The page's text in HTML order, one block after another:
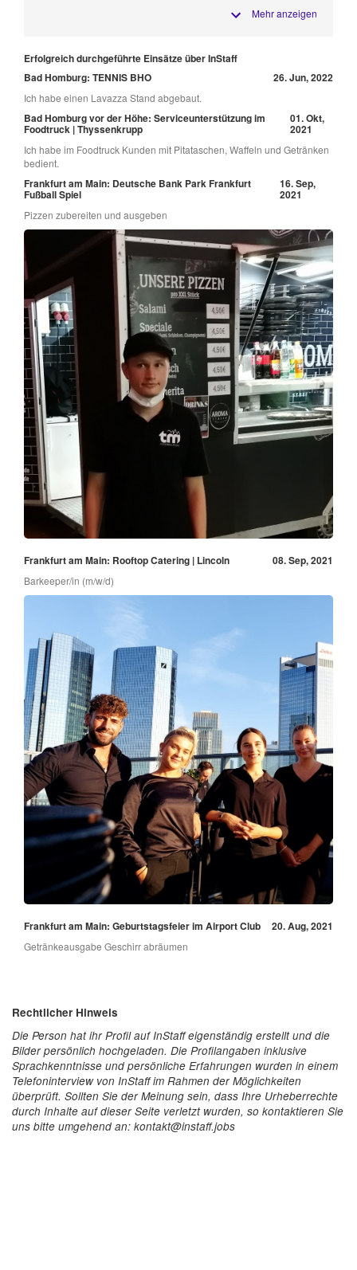
Mehr anzeigen
Erfolgreich durchgeführte Einsätze über InStaff
Bad Homburg: TENNIS BHO
26. Jun, 2022
Ich habe einen Lavazza Stand abgebaut.
Bad Homburg vor der Höhe: Serviceunterstützung im
Foodtruck | Thyssenkrupp
01. Okt,
2021
Ich habe im Foodtruck Kunden mit Pitataschen, Waffeln und Getränken
bedient.
Frankfurt am Main: Deutsche Bank Park Frankfurt
Fußball Spiel
16. Sep,
2021
Pizzen zubereiten und ausgeben
Frankfurt am Main: Rooftop Catering | Lincoln 08. Sep, 2021
Barkeeper/in (m/w/d)
Frankfurt am Main: Geburtstagsfeier im Airport Club 20. Aug, 2021
Getränkeausgabe Geschirr abräumen
Rechtlicher Hinweis
Die Person hat ihr Profil auf InStaff eigenständig erstellt und die
Bilder persönlich hochgeladen. Die Profilangaben inklusive
Sprachkenntnisse und persönliche Erfahrungen wurden in einem
Telefoninterview von InStaff im Rahmen der Möglichkeiten
überprüft. Sollten Sie der Meinung sein, dass Ihre Urheberrechte
durch Inhalte auf dieser Seite verletzt wurden, so kontaktieren Sie
uns bitte umgehend an: kontakt@instaff.jobs